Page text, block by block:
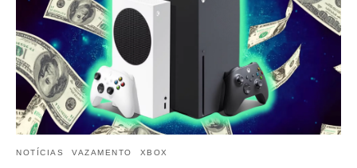
NOTÍCIAS VAZAMENTO XBOX